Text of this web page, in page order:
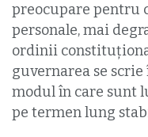
preocupare pentru
personale, mai
ordinii
guvernarea se
modul în care sunt
pe termen lung